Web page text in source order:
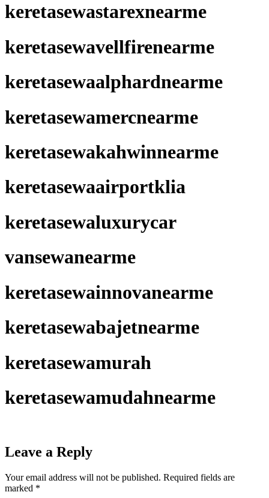
keretasewastarexnearme
keretasewavellfirenearme
keretasewaalphardnearme
keretasewamercnearme
keretasewakahwinnearme
keretasewaairportklia
keretasewaluxurycar
vansewanearme
keretasewainnovanearme
keretasewabajetnearme
keretasewamurah
keretasewamudahnearme
Leave a Reply
Your email address will not be published. Required fields are
marked *